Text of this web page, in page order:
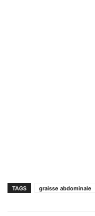
TAGS graisse abdominale